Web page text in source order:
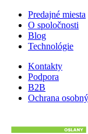
Predajné miesta
O spoločnosti
Blog
Technológie
Kontakty
Podpora
B2B
Ochrana